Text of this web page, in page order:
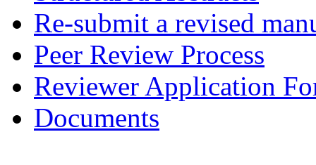
Re-submit a revised
Peer Review Process
Reviewer Application
Documents